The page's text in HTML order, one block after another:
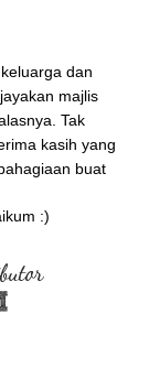
dan
majlis
Tak
kasih yang
buat
:)